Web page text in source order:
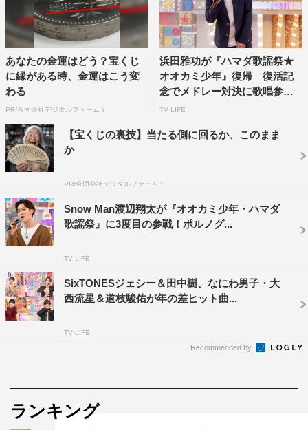
番組情報
『ハマダ歌謡祭 超特別版』
TBS系
2024年5月24日（金）午後7時～8時
＜出演者＞
MC：浜田雅功
レギュラー：ジェシー（SixTONES）、田中樹
（SixTONES）
進行：日比麻音子（TBSアナウンサー）
「出張ハマダ歌謡祭」
SixTONESチーム：ジェシー、京本大我、松村北斗、髙地
優吾、森本慎太郎、田中樹
ハマダ歌謡祭チーム（※50音順）：アンミカ、おじゃす、
せいや（霜降り明星）、野呂佳代、山里亮太（南海キャン
八嶋智人
あなたの金運はどう？宝くじ
に縁がある時、金運はこう変
わる
PR(合同会社デジタルファーム )
浜田雅功が『ハマダ歌謡祭★
オオカミ少年』復帰 復活記
念でメドレー対決に歌唱参戦
...
TV LIFE
【宝くじの裏技】当たる側に回るか、このまま
か
PR(合同会社デジタルファーム )
Snow Man渡辺翔太が『オオカミ少年・ハマダ
歌謡祭』に3度目の参戦！ポルノグ...
TV LIFE
SixTONESジェシー＆田中樹、なにわ男子・大
西流星＆道枝駿佑が年の差ヒット曲...
TV LIFE
Recommended by
ランキング